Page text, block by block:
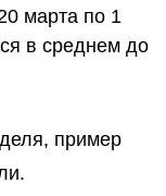
марта по 1
в среднем до
пример